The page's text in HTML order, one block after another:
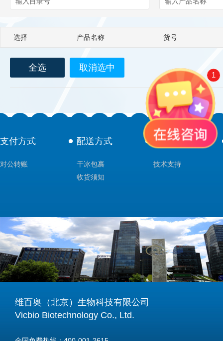
Berry & Associates
LGC Maine Standards Biolife
AbD Serotec
选择 产品名称 货号
全选 取消选中
支付方式
对公转账
配送方式
干冰包裹
收货须知
售后服务
技术支持
维百奥（北京）生物科技有限公司
Vicbio Biotechnology Co., Ltd.
1